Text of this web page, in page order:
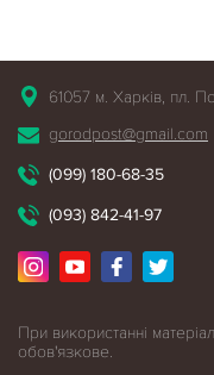
61057 м. Харків, пл.
gorodpost@gmail.com
(099) 180-68-35
(093) 842-41-97
При використанні
обов'язкове.